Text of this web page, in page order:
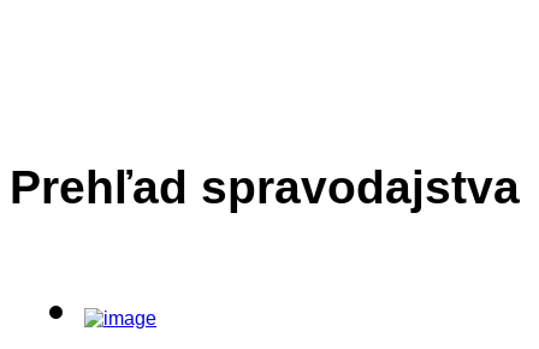
Prehľad spravodajstva